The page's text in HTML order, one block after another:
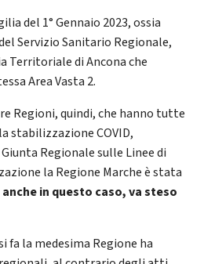
del 1° Gennaio 2023, ossia
Servizio Sanitario Regionale,
Territoriale di Ancona che
Area Vasta 2.
Regioni, quindi, che hanno tutte
stabilizzazione COVID,
Regionale sulle Linee di
la Regione Marche è stata
anche in questo caso, va steso
fa la medesima Regione ha